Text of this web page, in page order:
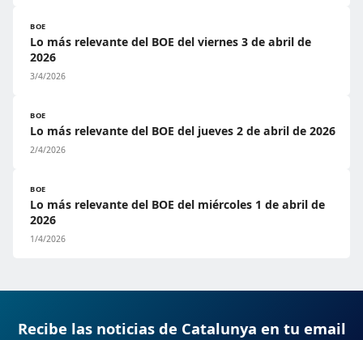
BOE
Lo más relevante del BOE del viernes 3 de abril de
2026
3/4/2026
BOE
Lo más relevante del BOE del jueves 2 de abril de 2026
2/4/2026
BOE
Lo más relevante del BOE del miércoles 1 de abril de
2026
1/4/2026
Recibe las noticias de Catalunya en tu email